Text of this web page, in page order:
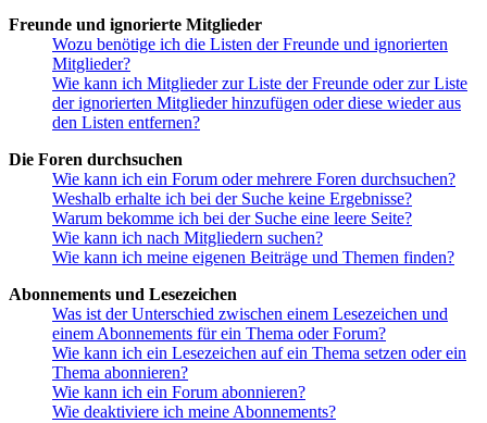
Freunde und ignorierte Mitglieder
Wozu benötige ich die Listen der Freunde und ignorierten
Mitglieder?
Wie kann ich Mitglieder zur Liste der Freunde oder zur Liste
der ignorierten Mitglieder hinzufügen oder diese wieder aus
den Listen entfernen?
Die Foren durchsuchen
Wie kann ich ein Forum oder mehrere Foren durchsuchen?
Weshalb erhalte ich bei der Suche keine Ergebnisse?
Warum bekomme ich bei der Suche eine leere Seite?
Wie kann ich nach Mitgliedern suchen?
Wie kann ich meine eigenen Beiträge und Themen finden?
Abonnements und Lesezeichen
Was ist der Unterschied zwischen einem Lesezeichen und
einem Abonnements für ein Thema oder Forum?
Wie kann ich ein Lesezeichen auf ein Thema setzen oder ein
Thema abonnieren?
Wie kann ich ein Forum abonnieren?
Wie deaktiviere ich meine Abonnements?